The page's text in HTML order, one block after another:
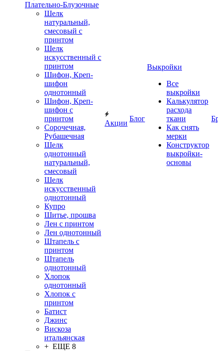
Плательно-Блузочные
Шелк
натуральный,
смесовый с
принтом
Шелк
искусственный с
принтом
Шифон, Креп-
шифон
однотонный
Шифон, Креп-
шифон с
принтом
Сорочечная,
Рубашечная
Шелк
однотонный
натуральный,
смесовый
Шелк
искусственный
однотонный
Купро
Шитье, прошва
Лен с принтом
Лен однотонный
Штапель с
принтом
Штапель
однотонный
Хлопок
однотонный
Хлопок с
принтом
Батист
Джинс
Вискоза
итальянская
+ ЕЩЕ 8
Акции
Блог
Выкройки
Все
выкройки
Калькулятор
расхода
ткани
Как снять
мерки
Конструктор
выкройки-
основы